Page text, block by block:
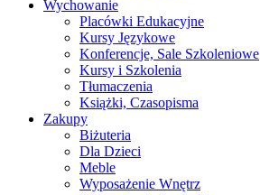
Wychowanie
Placówki Edukacyjne
Kursy Językowe
Konferencje, Sale Szkoleniowe
Kursy i Szkolenia
Tłumaczenia
Książki, Czasopisma
Zakupy
Biżuteria
Dla Dzieci
Meble
Wyposażenie Wnętrz